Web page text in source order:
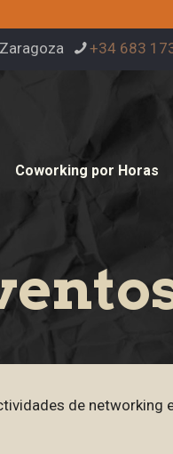
+34 683
Coworking por Horas
de networking